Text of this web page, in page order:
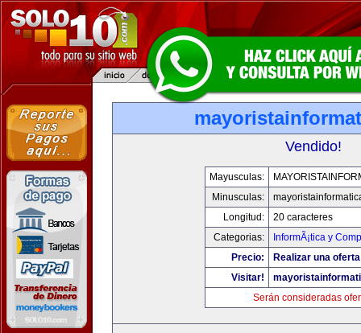
Vendido!
Mayusculas:
Minusculas:
Longitud:
20 caracteres
Categorias:
InformÃ¡tica y
Precio:
Realizar una
Visitar!
Serán consideradas